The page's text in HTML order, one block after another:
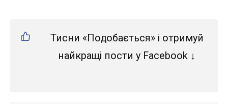
Тисни «Подобається» і отримуй
найкращі пости у Facebook ↓